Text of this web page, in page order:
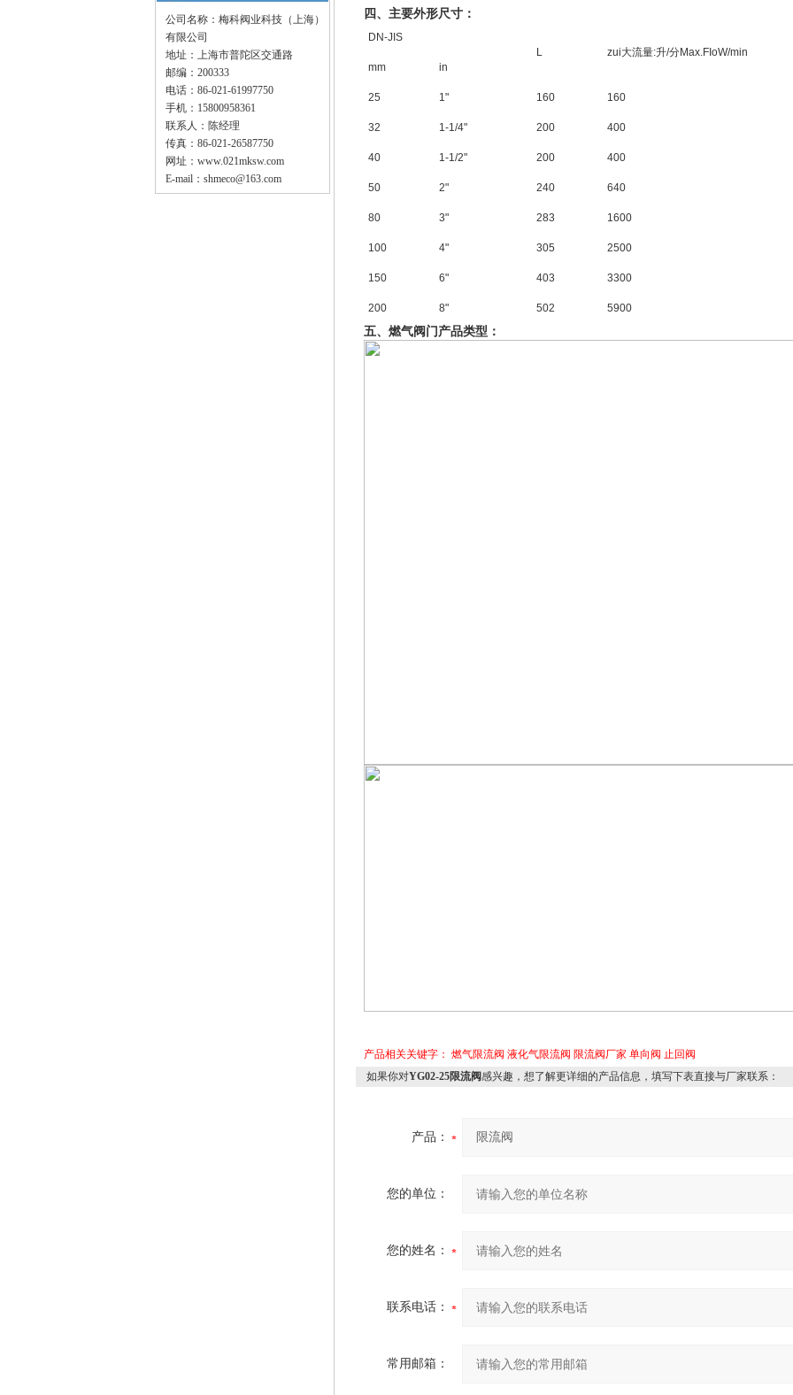
公司名称：梅科阀业科技（上海）
有限公司
地址：上海市普陀区交通路
邮编：200333
电话：86-021-61997750
手机：15800958361
联系人：陈经理
传真：86-021-26587750
网址： www.021mksw.com
E-mail： shmeco@163.com
四、主要外形尺寸：
DN-JIS
L
zui大流量:升/分Max.FIoW/min
mm
in
25 1" 160 160
32 1-1/4" 200 400
40 1-1/2" 200 400
50 2" 240 640
80 3" 283 1600
100 4" 305 2500
150 6" 403 3300
200 8" 502 5900
五、燃气阀门产品类型：
产品相关关键字： 燃气限流阀 液化气限流阀 限流阀厂家 单向阀 止回阀
如果你对YG02-25限流阀感兴趣，想了解更详细的产品信息，填写下表直接与厂家联系：
产品：
您的单位：
您的姓名：
联系电话：
常用邮箱：